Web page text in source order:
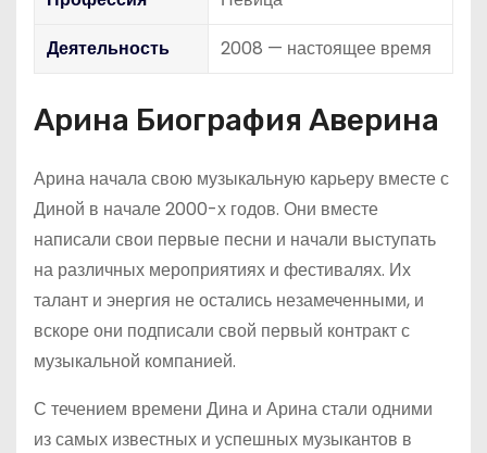
Деятельность
2008 — настоящее время
Арина Биография Аверина
Арина начала свою музыкальную карьеру вместе с
Диной в начале 2000-х годов. Они вместе
написали свои первые песни и начали выступать
на различных мероприятиях и фестивалях. Их
талант и энергия не остались незамеченными, и
вскоре они подписали свой первый контракт с
музыкальной компанией.
С течением времени Дина и Арина стали одними
из самых известных и успешных музыкантов в